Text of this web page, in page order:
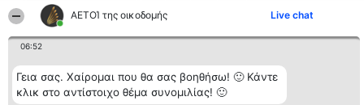
ΑΕΤΟΊ της οικοδομής Live chat
06:52
Γεια σας. Χαίρομαι που θα σας βοηθήσω! 🙂 Κάντε
κλικ στο αντίστοιχο θέμα συνομιλίας! 🙂
Πατρών 46 στον Πύργο Ηλείας και
κατασκευών καθώς και των σχετικών
στερεών αποβλήτων, προσφέροντας ...